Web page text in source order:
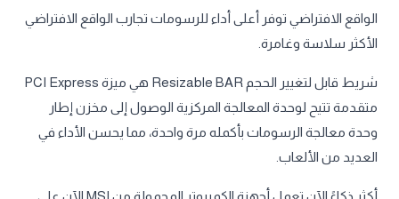
الواقع الافتراضي توفر أعلى أداء للرسومات تجارب الواقع الافتراضي
الأكثر سلاسة وغامرة.
شريط قابل لتغيير الحجم Resizable BAR هي ميزة PCI Express
متقدمة تتيح لوحدة المعالجة المركزية الوصول إلى مخزن إطار
وحدة معالجة الرسومات بأكمله مرة واحدة، مما يحسن الأداء في
العديد من الألعاب.
أكثر ذكاءً الآن تعمل أجهزة الكمبيوتر المحمولة من MSI الآن على